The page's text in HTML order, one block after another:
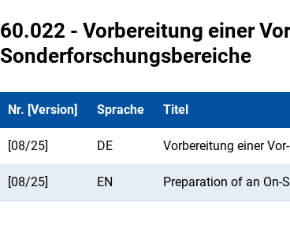
60.022 - Vorbereitung einer
Sonderforschungsbereiche
Nr. [Version] Sprache Titel
[08/25] DE Vorbereitung einer
[08/25] EN Preparation of an On-